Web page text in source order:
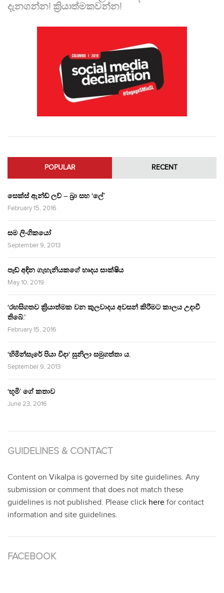
දැනගන්න! ක්‍රියාත්මකවන්න!
POPULAR RECENT
සෙක්ස් ඇන්ඩ් ලව් – බ්‍රා සහ ‘ලේ’
February 15, 2016
සම ලිංගිකයෝ
September 9, 2013
පෑඩ් අඳින ගැහැනියකගේ හෘදය සාක්ෂිය
May 10, 2019
‘රහසිගතව ක්‍රියාත්මක වන කුලවාදය අවසන් කිරීමට කාලය උදාවී
තිබේ.’
February 15, 2016
‘හිමින්සැරේ පියා විදා‘ සුනිලා සමුගත්තා ය.
September 9, 2013
‘භූමි’ ගේ කතාව
June 23, 2016
GUIDELINES & CONTACT
Content on Vikalpa is governed by site guidelines. Any
submission or comment that does not match these
guidelines is not published. Please click here for contact
information and site guidelines.
FACEBOOK